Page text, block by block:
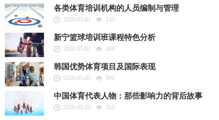
各类体育培训机构的人员编制与管理
2026-05-01 245
新宁篮球培训班课程特色分析
2026-05-01 468
韩国优势体育项目及国际表现
2026-05-05 509
中国体育代表人物：那些影响力的背后故事
2026-05-26 310